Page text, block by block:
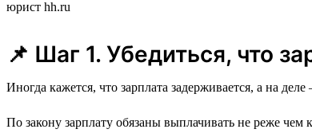
юрист hh.ru
📌 Шаг 1. Убедиться, что
Иногда кажется, что зарплата задерживается, а на
По закону зарплату обязаны выплачивать не реже чем